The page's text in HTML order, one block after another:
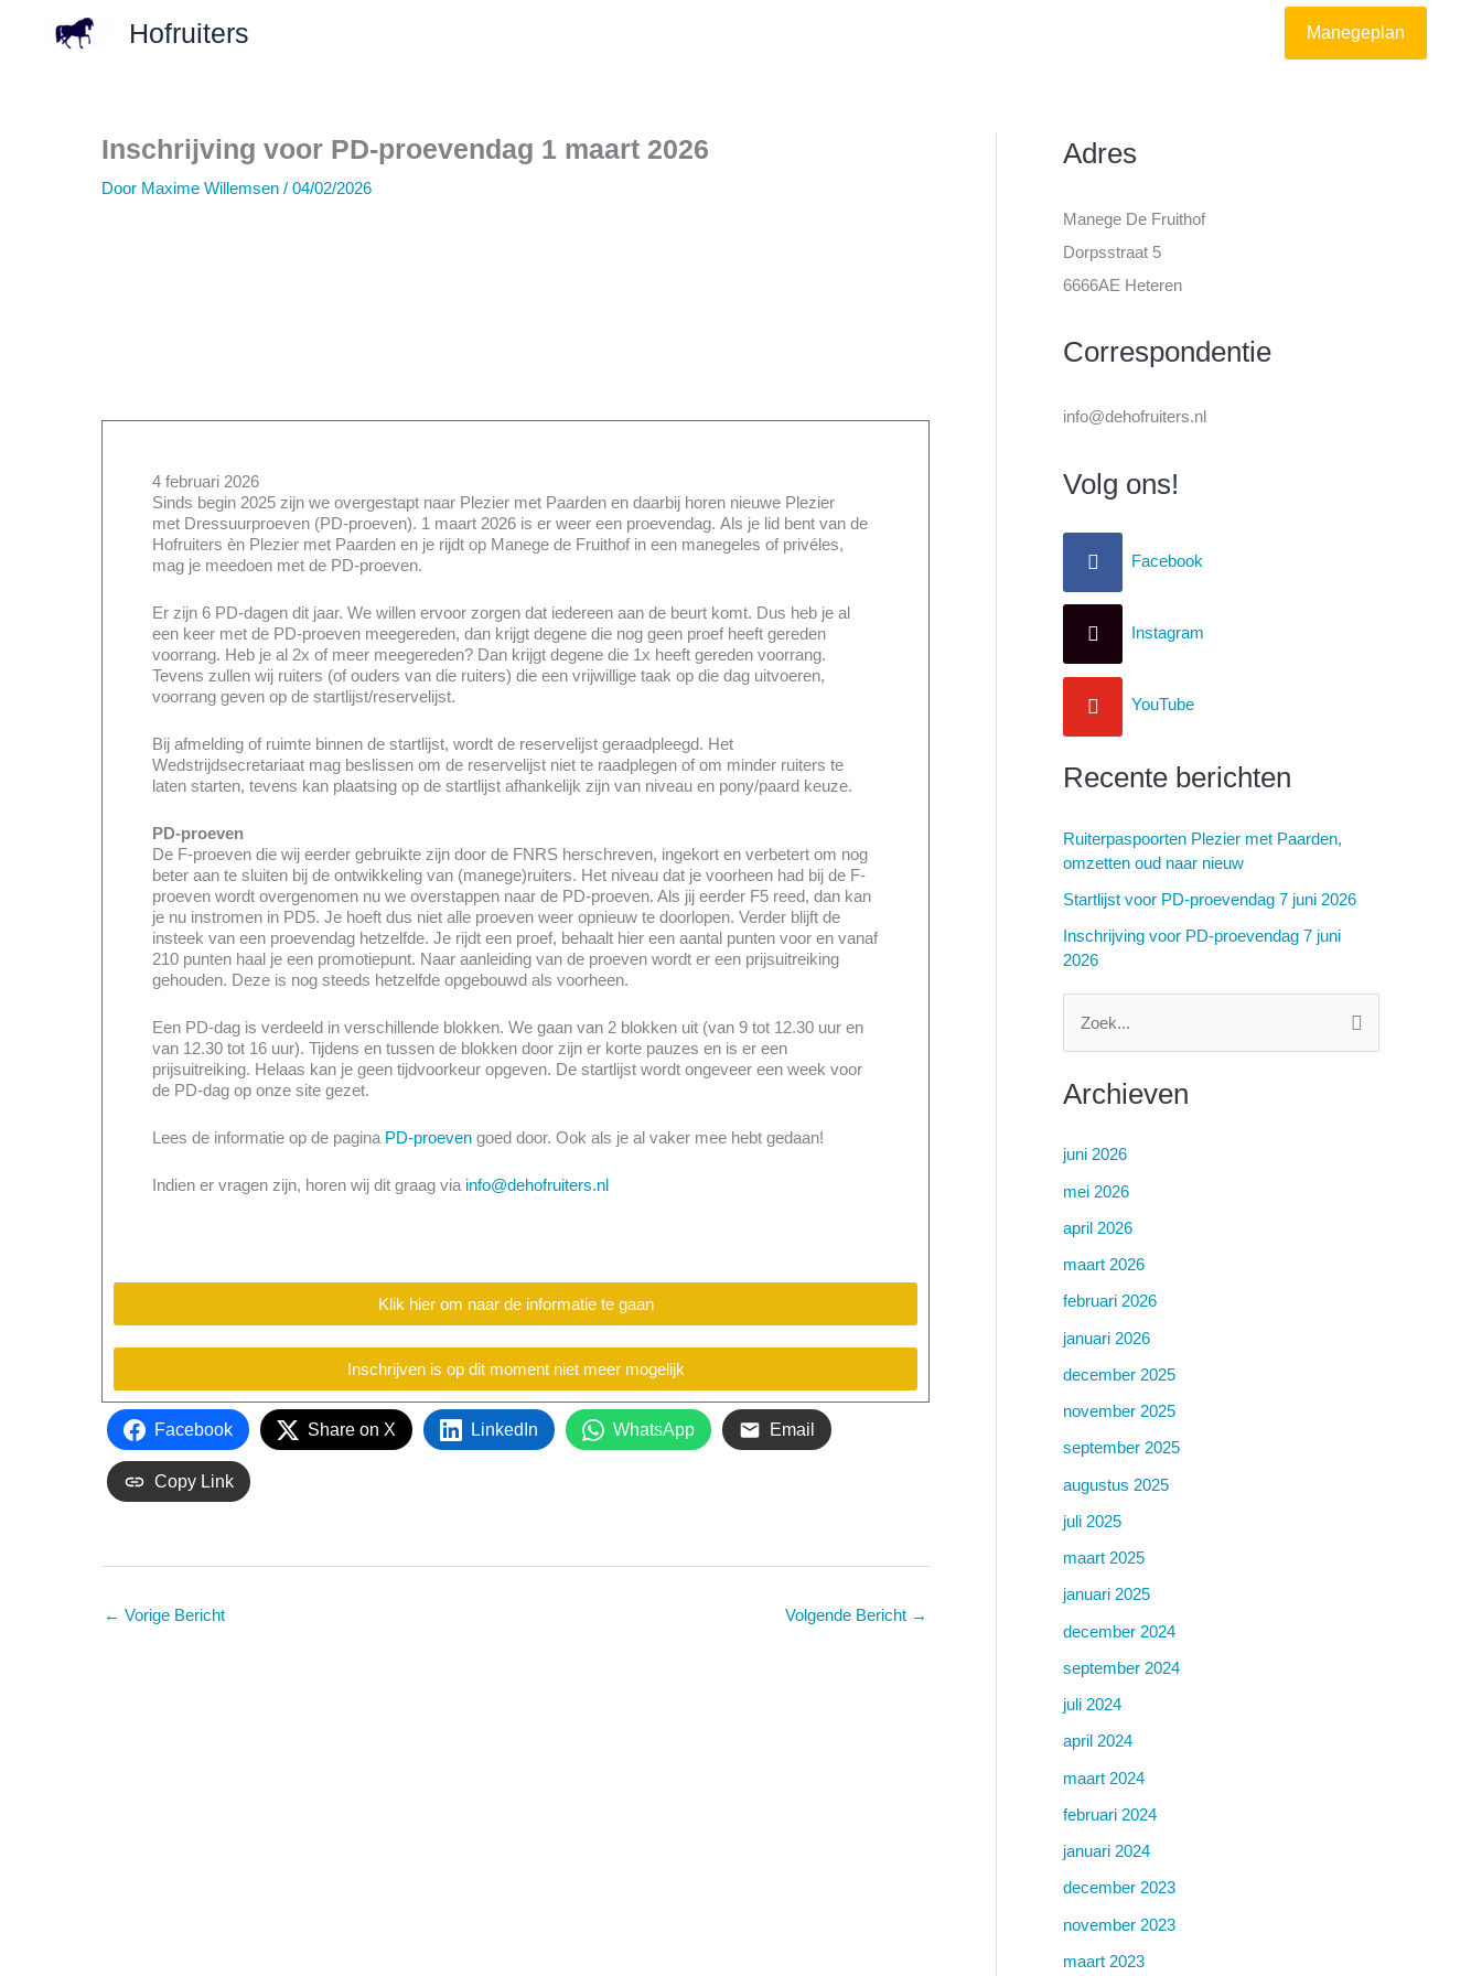
Hofruiters Manegeplan
Inschrijving voor PD-proevendag 1 maart 2026
Door Maxime Willemsen / 04/02/2026
4 februari 2026
Sinds begin 2025 zijn we overgestapt naar Plezier met Paarden en daarbij horen nieuwe Plezier
met Dressuurproeven (PD-proeven). 1 maart 2026 is er weer een proevendag. Als je lid bent van de
Hofruiters èn Plezier met Paarden en je rijdt op Manege de Fruithof in een manegeles of privéles,
mag je meedoen met de PD-proeven.
Er zijn 6 PD-dagen dit jaar. We willen ervoor zorgen dat iedereen aan de beurt komt. Dus heb je al
een keer met de PD-proeven meegereden, dan krijgt degene die nog geen proef heeft gereden
voorrang. Heb je al 2x of meer meegereden? Dan krijgt degene die 1x heeft gereden voorrang.
Tevens zullen wij ruiters (of ouders van die ruiters) die een vrijwillige taak op die dag uitvoeren,
voorrang geven op de startlijst/reservelijst.
Bij afmelding of ruimte binnen de startlijst, wordt de reservelijst geraadpleegd. Het
Wedstrijdsecretariaat mag beslissen om de reservelijst niet te raadplegen of om minder ruiters te
laten starten, tevens kan plaatsing op de startlijst afhankelijk zijn van niveau en pony/paard keuze.
PD-proeven
De F-proeven die wij eerder gebruikte zijn door de FNRS herschreven, ingekort en verbetert om nog
beter aan te sluiten bij de ontwikkeling van (manege)ruiters. Het niveau dat je voorheen had bij de F-
proeven wordt overgenomen nu we overstappen naar de PD-proeven. Als jij eerder F5 reed, dan kan
je nu instromen in PD5. Je hoeft dus niet alle proeven weer opnieuw te doorlopen. Verder blijft de
insteek van een proevendag hetzelfde. Je rijdt een proef, behaalt hier een aantal punten voor en vanaf
210 punten haal je een promotiepunt. Naar aanleiding van de proeven wordt er een prijsuitreiking
gehouden. Deze is nog steeds hetzelfde opgebouwd als voorheen.
Een PD-dag is verdeeld in verschillende blokken. We gaan van 2 blokken uit (van 9 tot 12.30 uur en
van 12.30 tot 16 uur). Tijdens en tussen de blokken door zijn er korte pauzes en is er een
prijsuitreiking. Helaas kan je geen tijdvoorkeur opgeven. De startlijst wordt ongeveer een week voor
de PD-dag op onze site gezet.
Lees de informatie op de pagina PD-proeven goed door. Ook als je al vaker mee hebt gedaan!
Indien er vragen zijn, horen wij dit graag via info@dehofruiters.nl
Klik hier om naar de informatie te gaan
Inschrijven is op dit moment niet meer mogelijk
Facebook Share on X LinkedIn WhatsApp Email
Copy Link
← Vorige Bericht Volgende Bericht →
Adres
Manege De Fruithof
Dorpsstraat 5
6666AE Heteren
Correspondentie
info@dehofruiters.nl
Volg ons!
Facebook
Instagram
YouTube
Recente berichten
Ruiterpaspoorten Plezier met Paarden,
omzetten oud naar nieuw
Startlijst voor PD-proevendag 7 juni 2026
Inschrijving voor PD-proevendag 7 juni
2026
e
n
a
a
r
:
Archieven
juni 2026
mei 2026
april 2026
maart 2026
februari 2026
januari 2026
december 2025
november 2025
september 2025
augustus 2025
juli 2025
maart 2025
januari 2025
december 2024
september 2024
juli 2024
april 2024
maart 2024
februari 2024
januari 2024
december 2023
november 2023
maart 2023